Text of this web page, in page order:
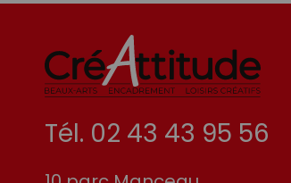
Tél. 02 43 43 95 56